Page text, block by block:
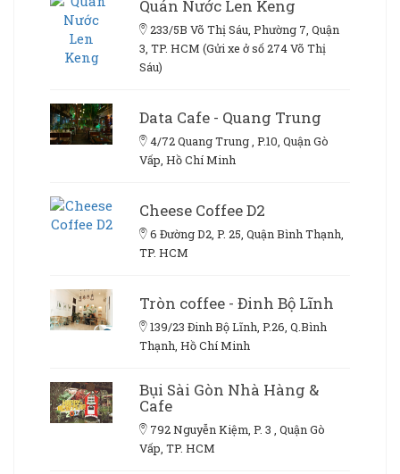
Quán Nước Len Keng
233/5B Võ Thị Sáu, Phường 7, Quận
3, TP. HCM (Gửi xe ở số 274 Võ Thị
Sáu)
Data Cafe - Quang Trung
4/72 Quang Trung , P.10, Quận Gò
Vấp, Hồ Chí Minh
Cheese Coffee D2
6 Đường D2, P. 25, Quận Bình Thạnh,
TP. HCM
Tròn coffee - Đinh Bộ Lĩnh
139/23 Đinh Bộ Lĩnh, P.26, Q.Bình
Thạnh, Hồ Chí Minh
Bụi Sài Gòn Nhà Hàng &
Cafe
792 Nguyễn Kiệm, P. 3 , Quận Gò
Vấp, TP. HCM